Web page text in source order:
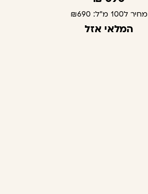
מחיר ל100 מ"ל: ₪690
המלאי אזל